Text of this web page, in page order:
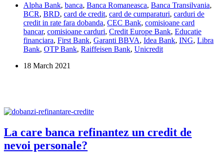
banca
refinantez
un
card
de
credit
dobanda
Alpha Bank, banca, Banca Romaneasca, Banca Transilvania,
BCR, BRD, card de credit, card de cumparaturi, carduri de
credit in rate fara dobanda, CEC Bank, comisioane card
bancar, comisioane carduri, Credit Europe Bank, Educatie
financiara, First Bank, Garanti BBVA, Idea Bank, ING, Libra
Bank, OTP Bank, Raiffeisen Bank, Unicredit
18 March 2021
La care banca refinantez un credit de
nevoi personale?